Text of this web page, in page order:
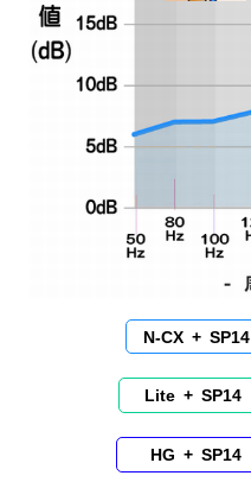
N-CX + SP14
Lite + SP14
HG + SP14